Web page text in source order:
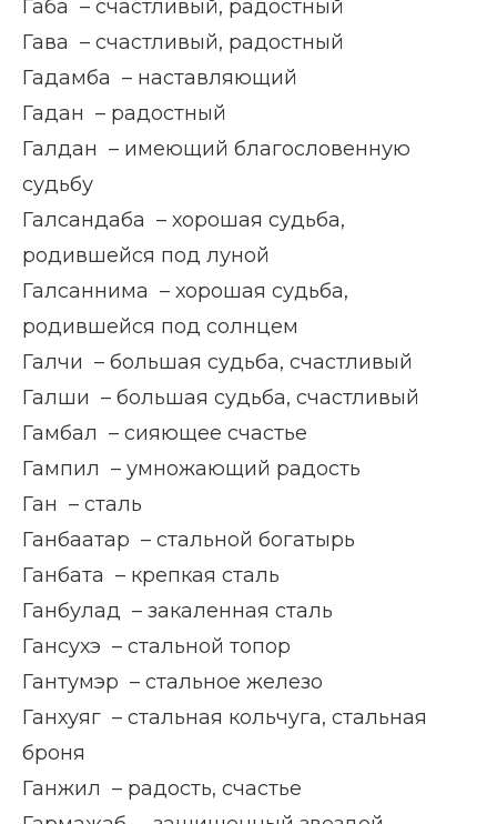
Габа – счастливый, радостный
Гава – счастливый, радостный
Гадамба – наставляющий
Гадан – радостный
Галдан – имеющий благословенную
судьбу
Галсандаба – хорошая судьба,
родившейся под луной
Галсаннима – хорошая судьба,
родившейся под солнцем
Галчи – большая судьба, счастливый
Галши – большая судьба, счастливый
Гамбал – сияющее счастье
Гампил – умножающий радость
Ган – сталь
Ганбаатар – стальной богатырь
Ганбата – крепкая сталь
Ганбулад – закаленная сталь
Гансухэ – стальной топор
Гантумэр – стальное железо
Ганхуяг – стальная кольчуга, стальная
броня
Ганжил – радость, счастье